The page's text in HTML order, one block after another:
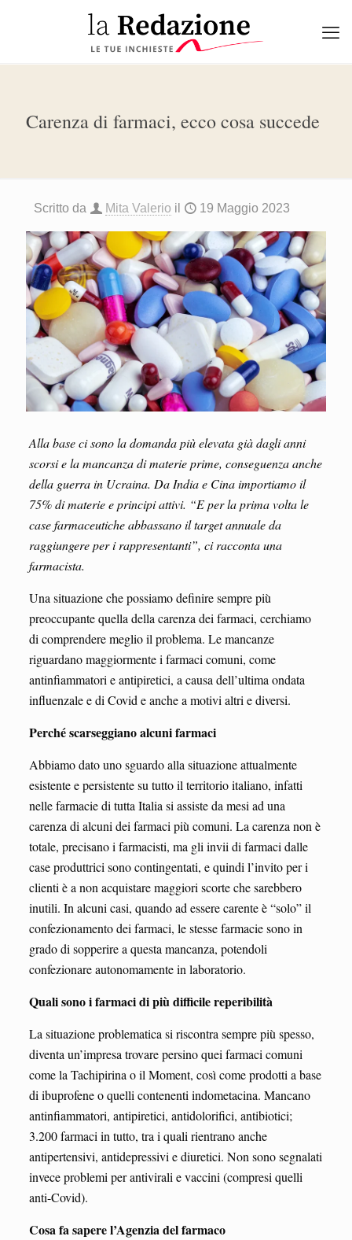
Carenza di farmaci, ecco cosa succede
Scritto da Mita Valerio il 19 Maggio 2023
Alla base ci sono la domanda più elevata già dagli anni
scorsi e la mancanza di materie prime, conseguenza anche
della guerra in Ucraina. Da India e Cina importiamo il
75% di materie e principi attivi. “E per la prima volta le
case farmaceutiche abbassano il target annuale da
raggiungere per i rappresentanti”, ci racconta una
farmacista.
Una situazione che possiamo definire sempre più
preoccupante quella della carenza dei farmaci, cerchiamo
di comprendere meglio il problema. Le mancanze
riguardano maggiormente i farmaci comuni, come
antinfiammatori e antipiretici, a causa dell’ultima ondata
influenzale e di Covid e anche a motivi altri e diversi.
Perché scarseggiano alcuni farmaci
Abbiamo dato uno sguardo alla situazione attualmente
esistente e persistente su tutto il territorio italiano, infatti
nelle farmacie di tutta Italia si assiste da mesi ad una
carenza di alcuni dei farmaci più comuni. La carenza non è
totale, precisano i farmacisti, ma gli invii di farmaci dalle
case produttrici sono contingentati, e quindi l’invito per i
clienti è a non acquistare maggiori scorte che sarebbero
inutili. In alcuni casi, quando ad essere carente è “solo” il
confezionamento dei farmaci, le stesse farmacie sono in
grado di sopperire a questa mancanza, potendoli
confezionare autonomamente in laboratorio.
Quali sono i farmaci di più difficile reperibilità
La situazione problematica si riscontra sempre più spesso,
diventa un’impresa trovare persino quei farmaci comuni
come la Tachipirina o il Moment, così come prodotti a base
di ibuprofene o quelli contenenti indometacina. Mancano
antinfiammatori, antipiretici, antidolorifici, antibiotici;
3.200 farmaci in tutto, tra i quali rientrano anche
antipertensivi, antidepressivi e diuretici. Non sono segnalati
invece problemi per antivirali e vaccini (compresi quelli
anti-Covid).
Cosa fa sapere l’Agenzia del farmaco